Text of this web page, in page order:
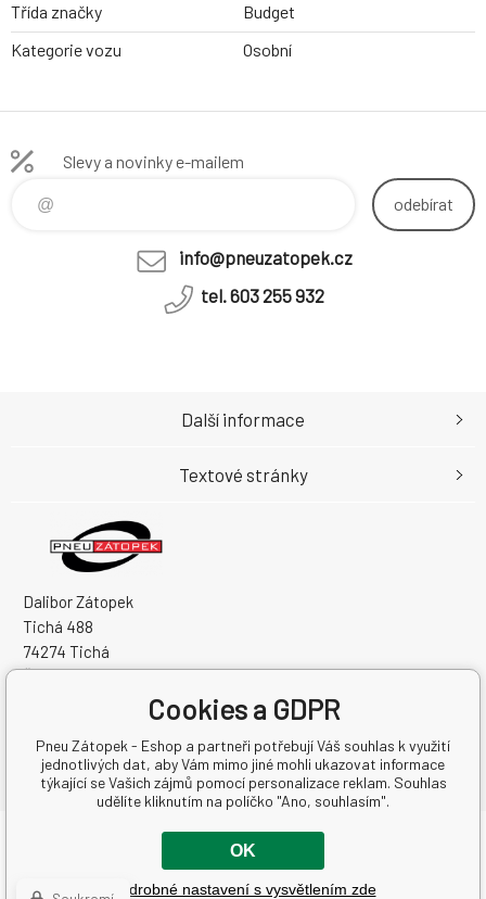
Třída značky
Budget
Kategorie vozu
Osobní
Slevy a novinky e-mailem
odebírat
info@pneuzatopek.cz
tel. 603 255 932
Dalibor Zátopek
Tichá 488
74274 Tichá
Česká Republika
DIČ: CZ7504094994
Další informace
Textové stránky
Copyright © 2026 Dalibor Zátopek
Všechna práva vyhrazena.
Cookies a GDPR
Pneu Zátopek - Eshop a partneři potřebují Váš souhlas k využití
jednotlivých dat, aby Vám mimo jiné mohli ukazovat informace
týkající se Vašich zájmů pomocí personalizace reklam. Souhlas
udělíte kliknutím na políčko "Ano, souhlasím".
OK
Podrobné nastavení s vysvětlením zde